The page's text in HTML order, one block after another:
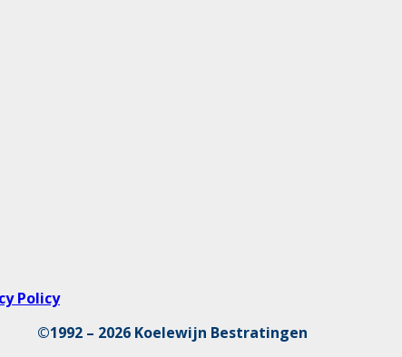
Policy
©1992 – 2026 Koelewijn Bestratingen